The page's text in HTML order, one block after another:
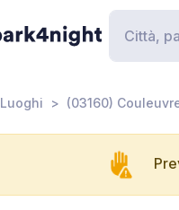
Luoghi (03160)